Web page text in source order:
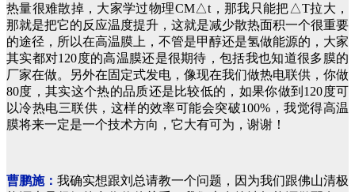
热量很难散掉，大家学过物理CM△t，那我只能把△T拉大，
那就是把它的反应温度提升，这就是减少散热面积一个很重要
的途径，所以在高温膜上，不管是甲醇还是氢做能源的，大家
其实都对120度的高温膜还是很期待，包括我也知道很多膜的
厂家在做。另外在固定式发电，像现在我们做热电联供，你做
80度，其实这个热的品质还是比较低的，如果你做到120度可
以冷热电三联供，这样的效率可能会突破100%，我觉得高温
膜将来一定是一个技术方向，它大有可为，谢谢！
曹鹏施： 我确实想跟刘总请教一个问题，因为我们跟佛山清极